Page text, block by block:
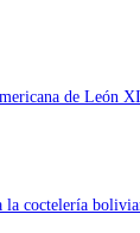
de León
la coctelería